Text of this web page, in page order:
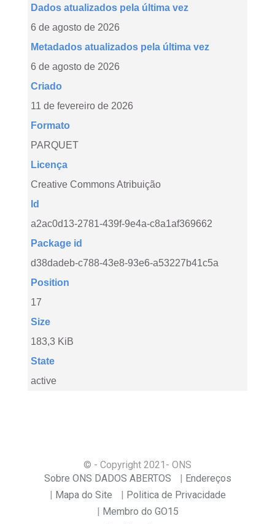
Dados atualizados pela última vez
6 de agosto de 2026
Metadados atualizados pela última vez
6 de agosto de 2026
Criado
11 de fevereiro de 2026
Formato
PARQUET
Licença
Creative Commons Atribuição
Id
a2ac0d13-2781-439f-9e4a-c8a1af369662
Package id
d38dadeb-c788-43e8-93e6-a53227b41c5a
Position
17
Size
183,3 KiB
State
active
© - Copyright 2021 - ONS
Sobre ONS DADOS ABERTOS
Endereços
Mapa do Site
Politica de Privacidade
Membro do GO15